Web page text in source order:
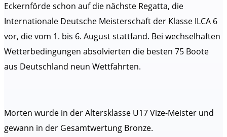
Eckernförde schon auf die nächste Regatta, die
Internationale Deutsche Meisterschaft der Klasse ILCA 6
vor, die vom 1. bis 6. August stattfand. Bei wechselhaften
Wetterbedingungen absolvierten die besten 75 Boote
aus Deutschland neun Wettfahrten.
Morten wurde in der Altersklasse U17 Vize-Meister und
gewann in der Gesamtwertung Bronze.